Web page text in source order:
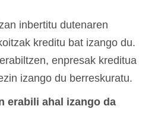
inbertitu dutenaren
kreditu bat izango du.
enpresak kreditua
izango du berreskuratu.
erabili ahal izango da